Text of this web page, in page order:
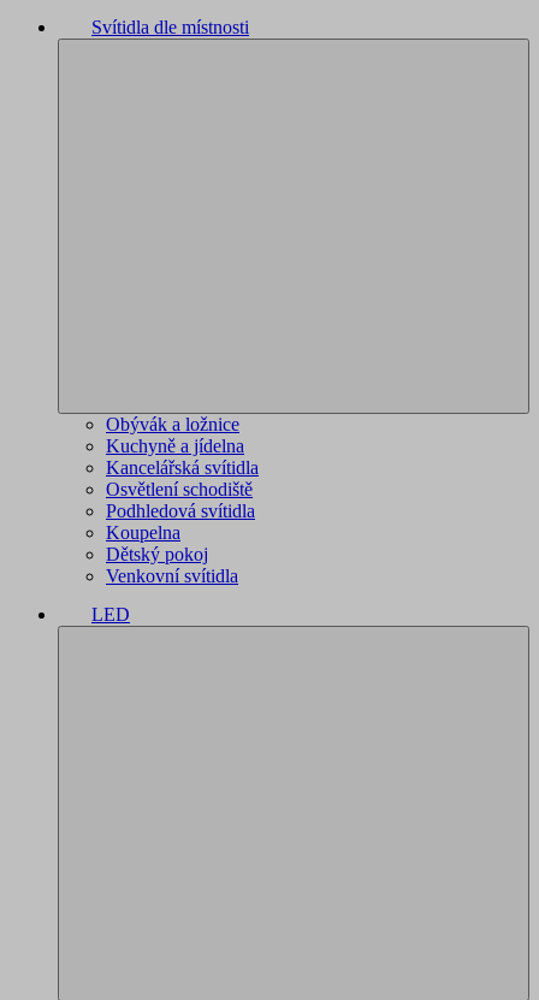
Svítidla dle místnosti
Obývák a ložnice
Kuchyně a jídelna
Kancelářská svítidla
Osvětlení schodiště
Podhledová svítidla
Koupelna
Dětský pokoj
Venkovní svítidla
LED